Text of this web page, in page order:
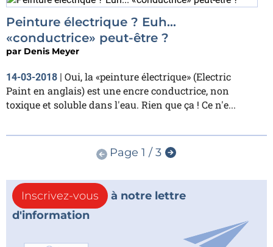
Peinture électrique ? Euh...
«conductrice» peut-être ?
par Denis Meyer
14-03-2018 | Oui, la «peinture électrique» (Electric
Paint en anglais) est une encre conductrice, non
toxique et soluble dans l'eau. Rien que ça ! Ce n'e...
Page 1 / 3
Inscrivez-vous
à notre lettre
d'information